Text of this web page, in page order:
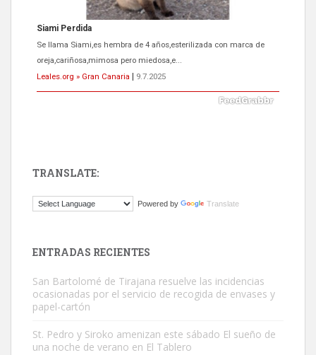
ADOPCIÓN URGENTE GATA TEROR GRAN CANARIA
El ayuntamiento se va a llevar a Los Gatos callejeros de la zona los
próximos días, ella incluida...
Leales.org » Gran Canaria
9.7.2025
Este gato macho ha aparecido en la calle hace menos de un mes,
TRANSLATE:
Powered by Translate
ENTRADAS RECIENTES
San Bartolomé de Tirajana resuelve las incidencias
ocasionadas por el servicio de recogida de envases y
papel-cartón
St. Pedro y Siroko amenizan este sábado El sueño de
una noche de verano en El Tablero